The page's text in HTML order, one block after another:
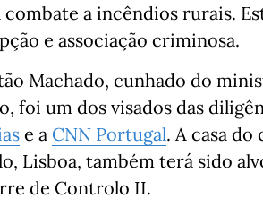
a incêndios rurais.
e associação criminosa.
Machado, cunhado do
foi um dos visados das
e a CNN Portugal. A casa do
Lisboa, também terá sido
de Controlo II.